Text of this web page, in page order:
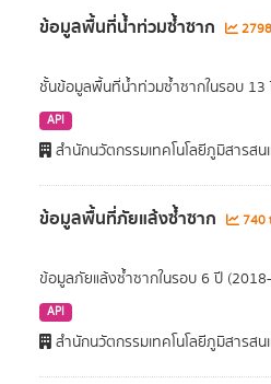
ข้อมูลพื้นที่น้ำท่วมซ้ำซาก
ชั้นข้อมูลพื้นที่น้ำท่วมซ้ำซากในรอบ 13
API
สำนักนวัตกรรมเทคโนโลยีภูมิสารสน
ข้อมูลพื้นที่ภัยแล้งซ้ำซาก 740
ข้อมูลภัยแล้งซ้ำซากในรอบ 6 ปี
API
สำนักนวัตกรรมเทคโนโลยีภูมิสารสน